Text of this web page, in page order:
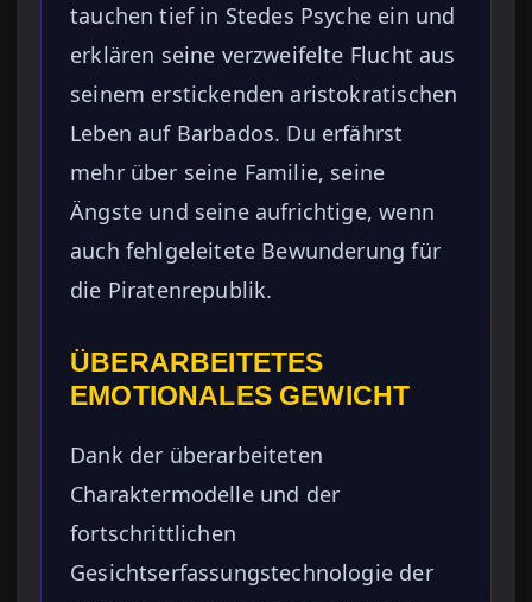
tauchen tief in Stedes Psyche ein und
erklären seine verzweifelte Flucht aus
seinem erstickenden aristokratischen
Leben auf Barbados. Du erfährst
mehr über seine Familie, seine
Ängste und seine aufrichtige, wenn
auch fehlgeleitete Bewunderung für
die Piratenrepublik.
ÜBERARBEITETES
EMOTIONALES GEWICHT
Dank der überarbeiteten
Charaktermodelle und der
fortschrittlichen
Gesichtserfassungstechnologie der